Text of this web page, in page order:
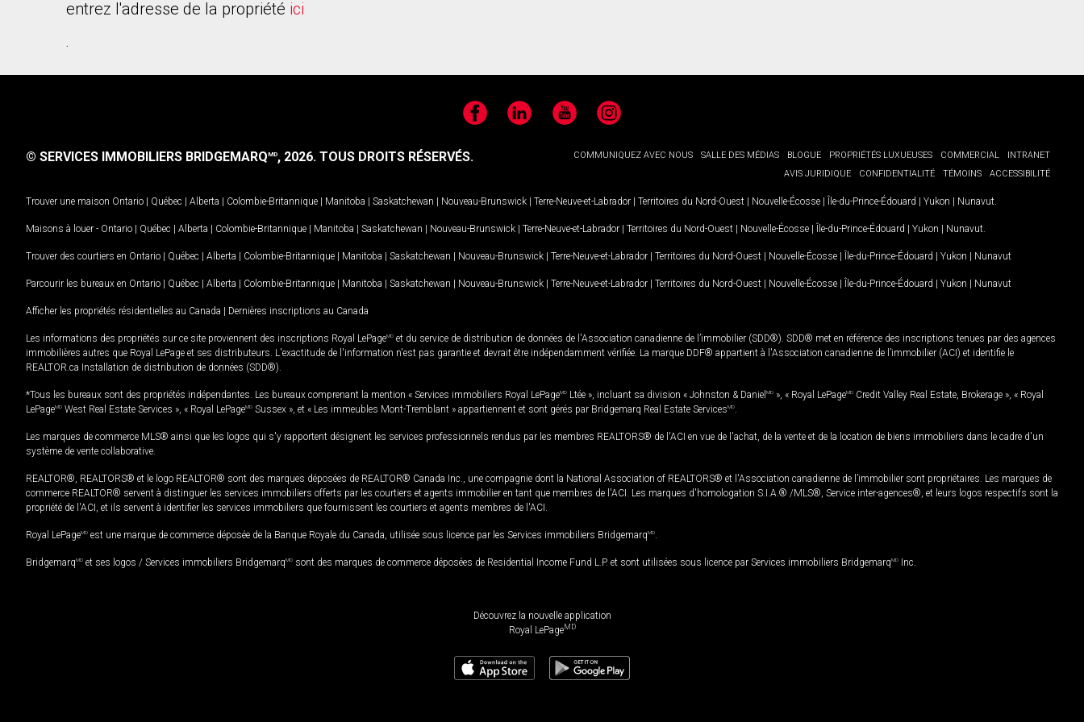
entrez l'adresse de la propriété ici
.
FacebookLinkedIn YouTubeInstagram
COMMUNIQUEZ AVEC NOUS SALLE DES MÉDIAS BLOGUE PROPRIÉTÉS LUXUEUSES COMMERCIAL
INTRANET
AVIS JURIDIQUE
CONFIDENTIALITÉ TÉMOINS ACCESSIBILITÉ
© SERVICES IMMOBILIERS BRIDGEMARQMD, 2026. TOUS DROITS RÉSERVÉS.
Trouver une maison Ontario | Québec | Alberta | Colombie-Britannique | Manitoba | Saskatchewan | Nouveau-Brunswick | Terre-Neuve-et-Labrador | Territoires du Nord-Ouest | Nouvelle-Écosse | Île-du-Prince-Édouard | Yukon | Nunavut
Maisons à louer - Ontario | Québec | Alberta | Colombie-Britannique | Manitoba | Saskatchewan | Nouveau-Brunswick | Terre-Neuve-et-Labrador | Territoires du Nord-Ouest | Nouvelle-Écosse | Île-du-Prince-Édouard | Yukon | Nunavut
Trouver des courtiers en Ontario | Québec | Alberta | Colombie-Britannique | Manitoba | Saskatchewan | Nouveau-Brunswick | Terre-Neuve-et-Labrador | Territoires du Nord-Ouest | Nouvelle-Écosse | Île-du-Prince-Édouard | Yukon | Nunavut
Parcourir les bureaux en Ontario | Québec | Alberta | Colombie-Britannique | Manitoba | Saskatchewan | Nouveau-Brunswick | Terre-Neuve-et-Labrador | Territoires du Nord-Ouest | Nouvelle-Écosse | Île-du-Prince-Édouard | Yukon | Nunavut
Afficher les propriétés résidentielles au Canada | Dernières inscriptions au Canada
Les informations des propriétés sur ce site proviennent des inscriptions Royal LePageMD et du service de distribution de données de l'Association canadienne de l’immobilier (SDD®). SDD® met en référence des inscriptions tenues par des agences
immobilières autres que Royal LePage et ses distributeurs. L'exactitude de l'information n'est pas garantie et devrait être indépendamment vérifiée. La marque DDF® appartient à l'Association canadienne de l’immobilier (ACI) et identifie le
REALTOR.ca Installation de distribution de données (SDD®).
*Tous les bureaux sont des propriétés indépendantes. Les bureaux comprenant la mention « Services immobiliers Royal LePageMD Ltée », incluant sa division « Johnston & Daniel MD », « Royal LePageMD Credit Valley Real Estate, Brokerage », « Royal
LePageMD West Real Estate Services », « Royal LePageMD Sussex », et « Les immeubles Mont-Tremblant » appartiennent et sont gérés par Bridgemarq Real Estate ServicesMD
Les marques de commerce MLS® ainsi que les logos qui s'y rapportent désignent les services professionnels rendus par les membres REALTORS® de l'ACI en vue de l'achat, de la vente et de la location de biens immobiliers dans le cadre d'un
système de vente collaborative.
REALTOR®, REALTORS® et le logo REALTOR® sont des marques déposées de REALTOR® Canada Inc., une compagnie dont la National Association of REALTORS® et l'Association canadienne de l’immobilier sont propriétaires. Les marques de
commerce REALTOR® servent à distinguer les services immobiliers offerts par les courtiers et agents immobilier en tant que membres de l'ACI. Les marques d'homologation S.I.A.® /MLS®, Service inter-agences®, et leurs logos respectifs sont la
propriété de l'ACI, et ils servent à identifier les services immobiliers que fournissent les courtiers et agents membres de l'ACI.
Royal LePageMD est une marque de commerce déposée de la Banque Royale du Canada, utilisée sous licence par les Services immobiliers BridgemarqMD
BridgemarqMD et ses logos / Services immobiliers BridgemarqMD sont des marques de commerce déposées de Residential Income Fund L.P. et sont utilisées sous licence par Services immobiliers BridgemarqMD Inc.
Découvrez la nouvelle application
Royal LePageMD